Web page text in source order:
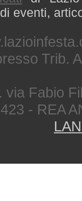
eventi,
Trib.
Fabio
- REA